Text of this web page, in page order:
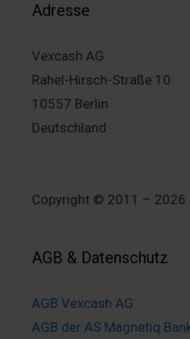
Adresse
Vexcash AG
Rahel-Hirsch-Straße 10
10557 Berlin
Deutschland
Copyright © 2011 – 2026
AGB & Datenschutz
AGB Vexcash AG
AGB der AS Magnetiq